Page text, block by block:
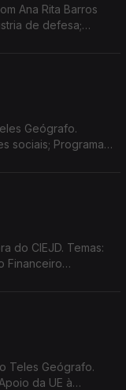
Ana Rita Barros
de defesa;
Geógrafo.
sociais; Programa
do CIEJD. Temas:
Financeiro
Teles Geógrafo.
da UE à